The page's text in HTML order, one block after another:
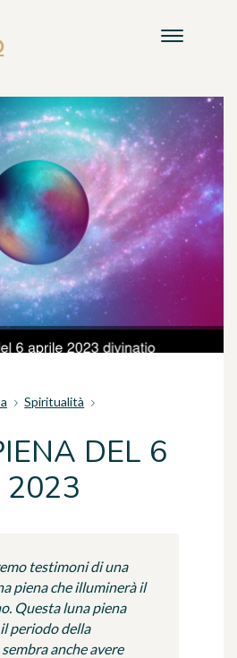
Spiritualità
DEL 6
2023
testimoni di una
piena che illuminerà il
Questa luna piena
periodo della
anche avere